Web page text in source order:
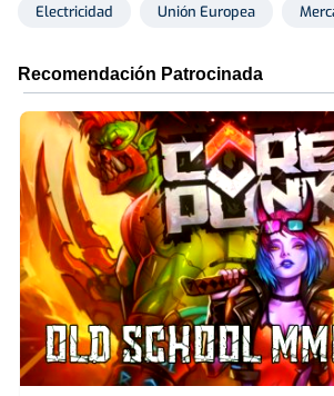
Electricidad Unión Europea